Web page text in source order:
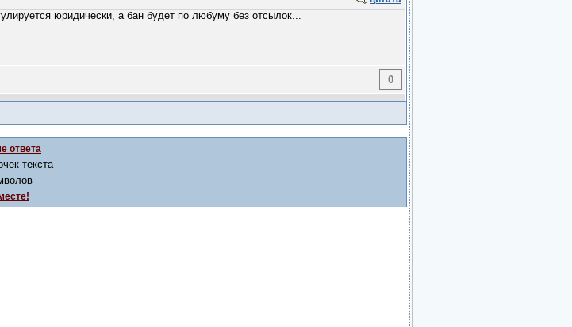
юридически, а бан будет по любуму без отсылок...
0
ответа
текста